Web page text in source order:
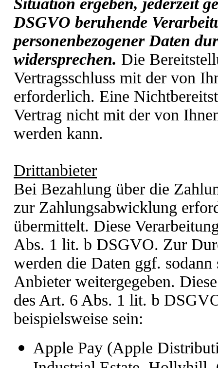
Situation ergeben, jederzeit
DSGVO beruhende
personenbezogener Daten
widersprechen. Die
Vertragsschluss mit der von
erforderlich. Eine
Vertrag nicht mit der von
werden kann.
Drittanbieter
Bei Bezahlung über die
zur Zahlungsabwicklung
übermittelt. Diese
Abs. 1 lit. b DSGVO. Zur
werden die Daten ggf.
Anbieter weitergegeben.
des Art. 6 Abs. 1 lit. b
beispielsweise sein:
Apple Pay (Apple